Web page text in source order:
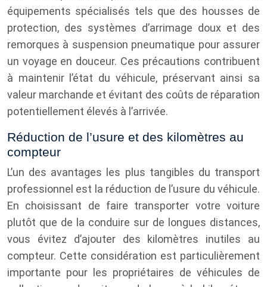
équipements spécialisés tels que des housses de
protection, des systèmes d’arrimage doux et des
remorques à suspension pneumatique pour assurer
un voyage en douceur. Ces précautions contribuent
à maintenir l’état du véhicule, préservant ainsi sa
valeur marchande et évitant des coûts de réparation
potentiellement élevés à l’arrivée.
Réduction de l’usure et des kilomètres au
compteur
L’un des avantages les plus tangibles du transport
professionnel est la réduction de l’usure du véhicule.
En choisissant de faire transporter votre voiture
plutôt que de la conduire sur de longues distances,
vous évitez d’ajouter des kilomètres inutiles au
compteur. Cette considération est particulièrement
importante pour les propriétaires de véhicules de